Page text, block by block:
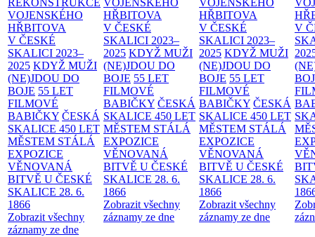
REKONSTRUKCE
VOJENSKÉHO
HŘBITOVA
V ČESKÉ
SKALICI 2023–
2025 KDYŽ MUŽI
(NE)JDOU DO
BOJE 55 LET
FILMOVÉ
BABIČKY ČESKÁ
SKALICE 450 LET
MĚSTEM STÁLÁ
EXPOZICE
VĚNOVANÁ
BITVĚ U ČESKÉ
SKALICE 28. 6.
1866
Zobrazit všechny
záznamy ze dne
VOJENSKÉHO
HŘBITOVA
V ČESKÉ
SKALICI 2023–
2025 KDYŽ MUŽI
(NE)JDOU DO
BOJE 55 LET
FILMOVÉ
BABIČKY ČESKÁ
SKALICE 450 LET
MĚSTEM STÁLÁ
EXPOZICE
VĚNOVANÁ
BITVĚ U ČESKÉ
SKALICE 28. 6.
1866
Zobrazit všechny
záznamy ze dne
VOJENSKÉHO
HŘBITOVA
V ČESKÉ
SKALICI 2023–
2025 KDYŽ MUŽI
(NE)JDOU DO
BOJE 55 LET
FILMOVÉ
BABIČKY ČESKÁ
SKALICE 450 LET
MĚSTEM STÁLÁ
EXPOZICE
VĚNOVANÁ
BITVĚ U ČESKÉ
SKALICE 28. 6.
1866
Zobrazit všechny
záznamy ze dne
V